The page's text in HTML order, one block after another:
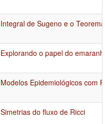
Integral de Sugeno e o
Explorando o papel do
Modelos Epidemiológicos com
Simetrias do fluxo de Ricci